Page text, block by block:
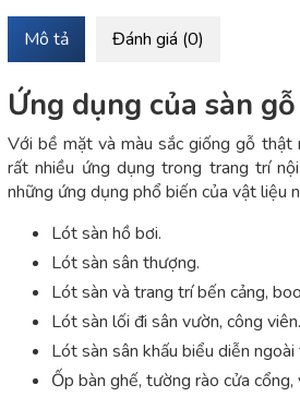
Mô tả Đánh giá (0)
Ứng dụng của sàn
Với bề mặt và màu sắc giống gỗ thật
rất nhiều ứng dụng trong trang trí
những ứng dụng phổ biến của vật liệu
Lót sàn hồ bơi.
Lót sàn sân thượng.
Lót sàn và trang trí bến cảng,
Lót sàn lối đi sân vườn, công viên.
Lót sàn sân khấu biểu diễn ngoài
Ốp bàn ghế, tường rào cửa cổng,